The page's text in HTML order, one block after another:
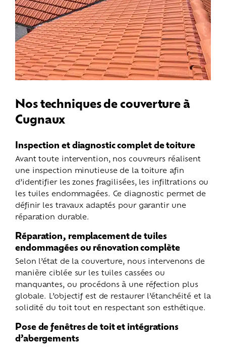
Nos techniques de couverture à
Cugnaux
Inspection et diagnostic complet de toiture
Avant toute intervention, nos couvreurs réalisent
une inspection minutieuse de la toiture afin
d’identifier les zones fragilisées, les infiltrations ou
les tuiles endommagées. Ce diagnostic permet de
définir les travaux adaptés pour garantir une
réparation durable.
Réparation, remplacement de tuiles
endommagées ou rénovation complète
Selon l’état de la couverture, nous intervenons de
manière ciblée sur les tuiles cassées ou
manquantes, ou procédons à une réfection plus
globale. L’objectif est de restaurer l’étanchéité et la
solidité du toit tout en respectant son esthétique.
Pose de fenêtres de toit et intégrations
d’abergements